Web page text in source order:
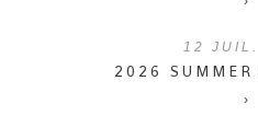
12
2026
›